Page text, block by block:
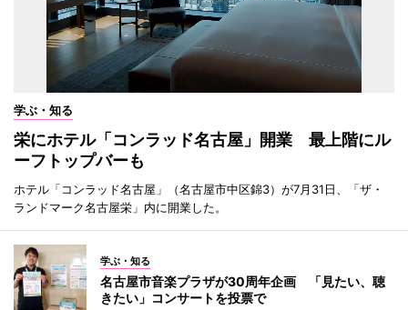
学ぶ・知る
栄にホテル「コンラッド名古屋」開業 最上階にル
ーフトップバーも
ホテル「コンラッド名古屋」（名古屋市中区錦3）が7月31日、「ザ・
ランドマーク名古屋栄」内に開業した。
学ぶ・知る
名古屋市音楽プラザが30周年企画 「見たい、聴
きたい」コンサートを投票で